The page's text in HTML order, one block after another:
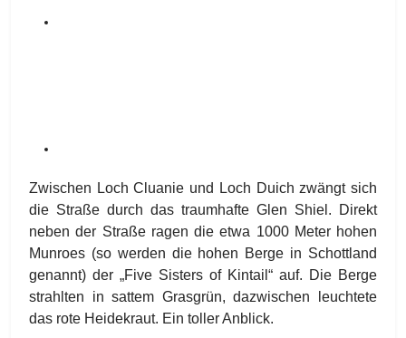
Zwischen Loch Cluanie und Loch Duich zwängt sich
die Straße durch das traumhafte Glen Shiel. Direkt
neben der Straße ragen die etwa 1000 Meter hohen
Munroes (so werden die hohen Berge in Schottland
genannt) der „Five Sisters of Kintail“ auf. Die Berge
strahlten in sattem Grasgrün, dazwischen leuchtete
das rote Heidekraut. Ein toller Anblick.